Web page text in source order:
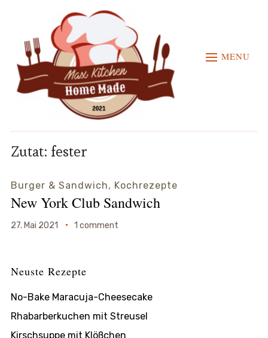
MENU
Zutat: fester
Burger & Sandwich, Kochrezepte
New York Club Sandwich
27. Mai 2021 1 comment
Neuste Rezepte
No-Bake Maracuja-Cheesecake
Rhabarberkuchen mit Streusel
Kirschsuppe mit Klößchen